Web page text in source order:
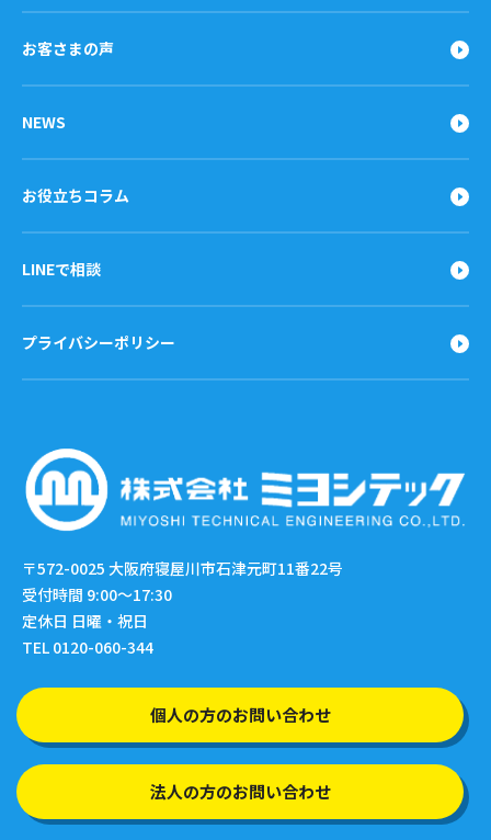
お客さまの声
NEWS
お役立ちコラム
LINEで相談
プライバシーポリシー
〒572-0025 大阪府寝屋川市石津元町11番22号
受付時間 9:00〜17:30
定休日 日曜・祝日
TEL 0120-060-344
個人の方のお問い合わせ
法人の方のお問い合わせ